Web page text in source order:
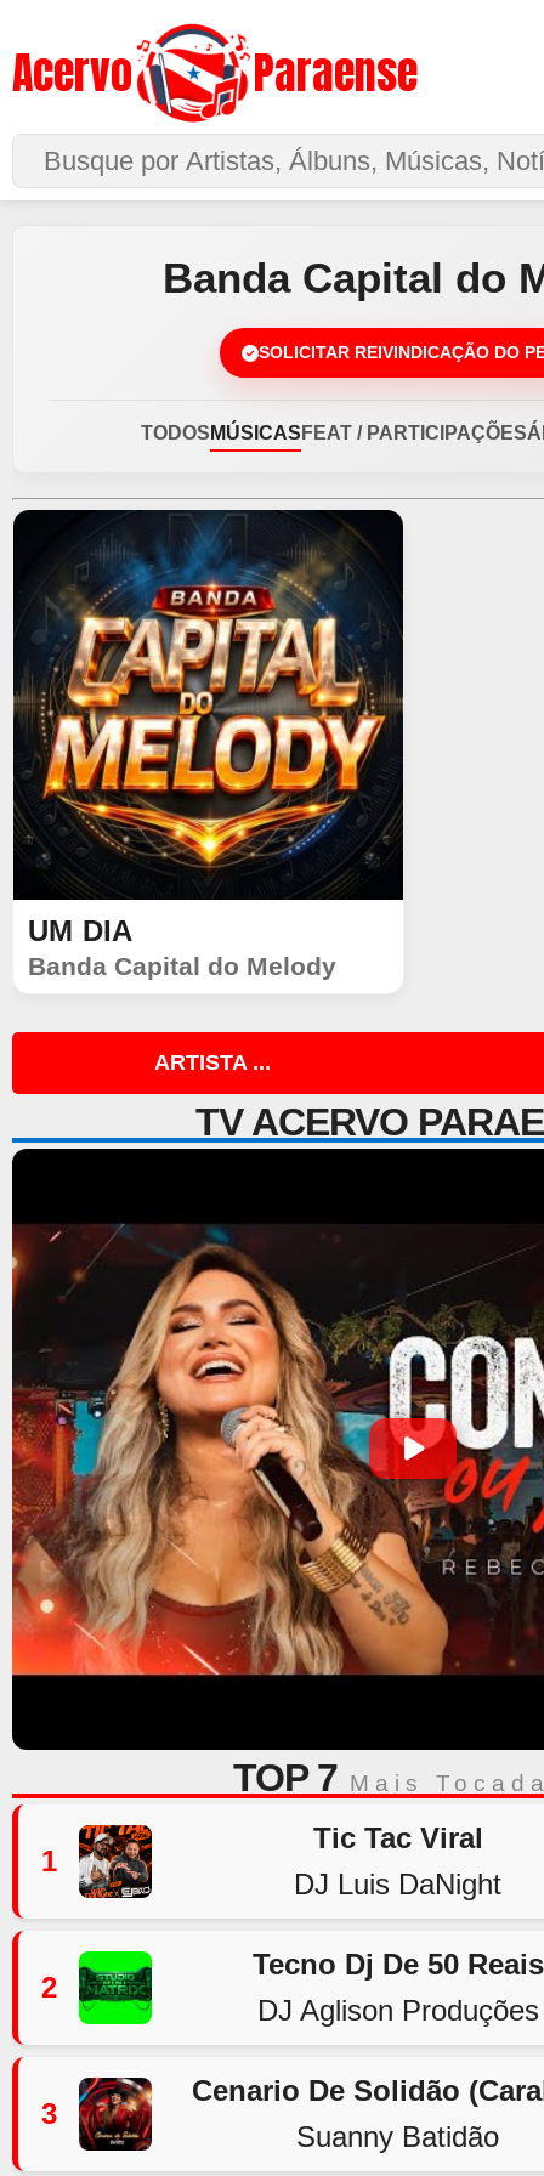
Acervo Paraense
Buscar no Site
Banda Capital do
SOLICITAR REIVINDICAÇÃO DO
TODOS MÚSICAS FEAT / PARTICIPAÇÕES
SINGLE
2344
128
UM DIA
Banda Capital do Melody
ARTISTA ...
TV ACERVO
TOP 7 Mais
1
Tic Tac Viral
DJ Luis DaNight
2
Tecno Dj De 50 Reais
DJ Aglison Produções
3
Cenario De Solidão
Suanny Batidão